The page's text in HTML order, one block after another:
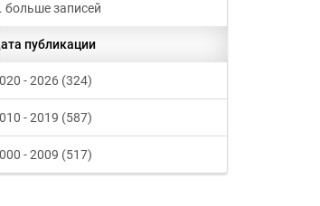
больше записей
публикации
- 2026 (324)
- 2019 (587)
- 2009 (517)